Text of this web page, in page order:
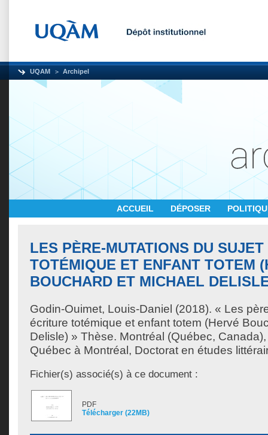
UQAM Archipel
ACCUEIL DÉPOSER
LES PÈRE-MUTATIONS DU
TOTÉMIQUE ET ENFANT TOTEM
BOUCHARD ET MICHAEL
Godin-Ouimet, Louis-Daniel (2018). « Les
écriture totémique et enfant totem (Hervé
Delisle) » Thèse. Montréal (Québec,
Québec à Montréal, Doctorat en études
Fichier(s) associé(s) à ce document :
PDF
Télécharger (22MB)